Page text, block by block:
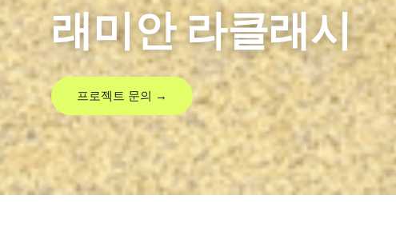
래미안 라클래시
프로젝트 문의 →